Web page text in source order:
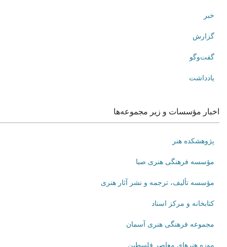
خبر
گزارش
گفت‌وگو
یادداشت
اخبار مؤسسات و زیر مجموعه‌ها
پژوهشکده هنر
مؤسسه فرهنگی هنری صبا
مؤسسه تألیف، ترجمه و نشر آثار هنری
کتابخانه و مرکز اسناد
مجموعه فرهنگی هنری آسمان
موزه هنرهای‌ معاصر فلسطین